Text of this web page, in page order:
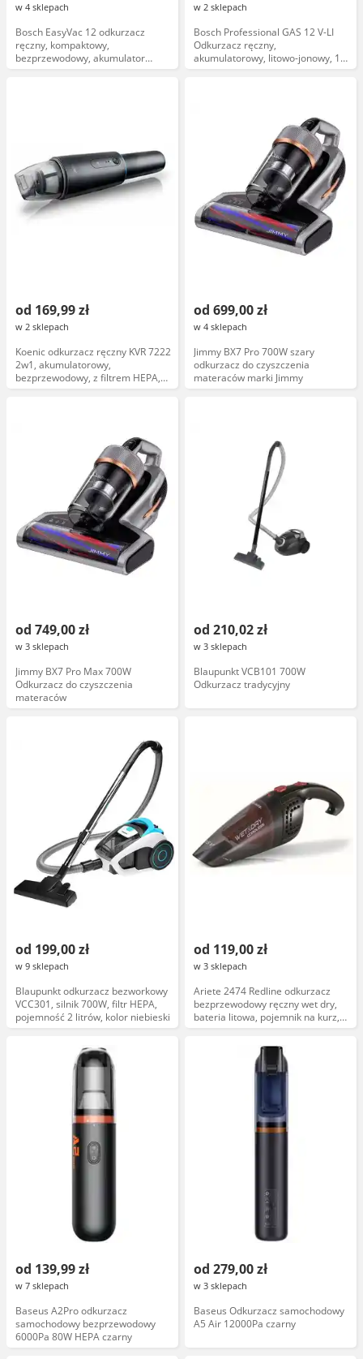
w 4 sklepach
Bosch EasyVac 12 odkurzacz
ręczny, kompaktowy,
bezprzewodowy, akumulator
litowo-jonowy, lekkie, do szybkiego
w 2 sklepach
Bosch Professional GAS 12 V-LI
Odkurzacz ręczny,
akumulatorowy, litowo-jonowy, 12
V
od 169,99 zł
w 2 sklepach
Koenic odkurzacz ręczny KVR 7222
2w1, akumulatorowy,
bezprzewodowy, z filtrem HEPA,
czarny
od 699,00 zł
w 4 sklepach
Jimmy BX7 Pro 700W szary
odkurzacz do czyszczenia
materaców marki Jimmy
od 749,00 zł
w 3 sklepach
Jimmy BX7 Pro Max 700W
Odkurzacz do czyszczenia
materaców
od 210,02 zł
w 3 sklepach
Blaupunkt VCB101 700W
Odkurzacz tradycyjny
od 199,00 zł
w 9 sklepach
Blaupunkt odkurzacz bezworkowy
VCC301, silnik 700W, filtr HEPA,
pojemność 2 litrów, kolor niebieski
od 119,00 zł
w 3 sklepach
Ariete 2474 Redline odkurzacz
bezprzewodowy ręczny wet dry,
bateria litowa, pojemnik na kurz,
czerwony
od 139,99 zł
w 7 sklepach
Baseus A2Pro odkurzacz
samochodowy bezprzewodowy
6000Pa 80W HEPA czarny
od 279,00 zł
w 3 sklepach
Baseus Odkurzacz samochodowy
A5 Air 12000Pa czarny